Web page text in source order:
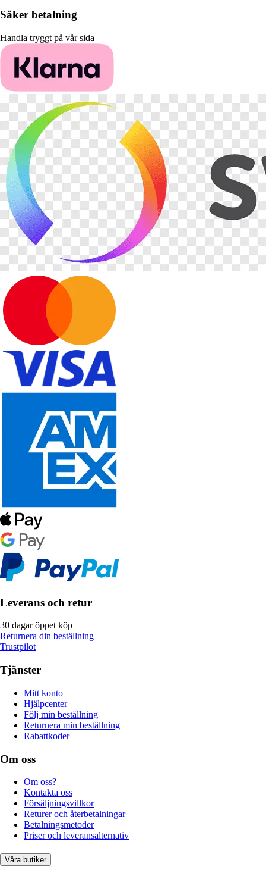
Säker betalning
Handla tryggt på vår sida
Leverans och retur
30 dagar öppet köp
Returnera din beställning
Trustpilot
Tjänster
Mitt konto
Hjälpcenter
Följ min beställning
Returnera min beställning
Rabattkoder
Om oss
Om oss?
Kontakta oss
Försäljningsvillkor
Returer och återbetalningar
Betalningsmetoder
Priser och leveransalternativ
Våra butiker